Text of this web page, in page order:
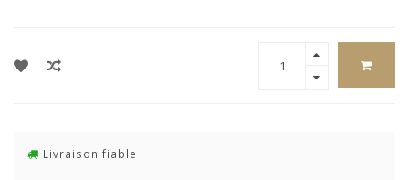
Livraison fiable